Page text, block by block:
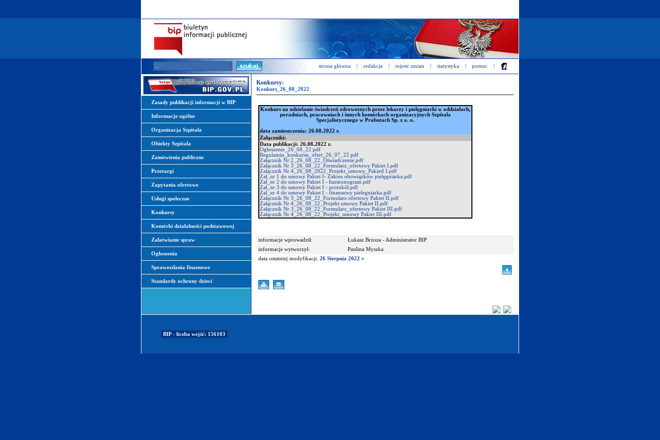
strona główna redakcja rejestr zmian statystyka pomoc
Zasady publikacji informacji w BIP
Informacje ogólne
Organizacja Szpitala
Obiekty Szpitala
Zamówienia publiczne
Przetargi
Zapytania ofertowe
Usługi społeczne
Konkursy
Komórki działalności podstawowej
Załatwianie spraw
Ogłoszenia
Sprawozdania finansowe
Standardy ochrony dzieci
Konkursy:
Konkurs_26_08_2022
Konkurs na udzielanie świadczeń zdrowotnych przez lekarzy i pielęgniarki w oddziałach,
poradniach, pracowniach i innych komórkach organizacyjnych Szpitala
Specjalistycznego w Prabutach Sp. z o. o.
data zamieszczenia: 26.08.2022 r.
Załączniki:
Data publikacji: 26.08.2022 r.
Ogłoszenie_26_08_22.pdf
Regulamin_konkursu_ofert_26_07_22.pdf
Załącznik Nr 2_26_08_22_Oświadczenie.pdf
Załącznik Nr 3_26_08_22_Formularz_ofertowy Pakiet I.pdf
Załącznik Nr 4_26_08_2022_Projekt_umowy_PakietI I.pdf
Zał_nr 1 do umowy Pakiet I- Zakres obowiązków pielęgniarka.pdf
Zał_nr 2 do umowy Pakiet I - harmonogram.pdf
Zał_nr 3 do umowy Pakiet I - protokół.pdf
Zał_nr 4 do umowy Pakiet I - finansowy pielegniarka.pdf
Załącznik Nr 3_26_08_22_Formularz ofertowy Pakiet II.pdf
Załącznik Nr 4_26_08_22_Projekt umowy Pakiet II.pdf
Załącznik Nr 3_26_08_22_Formularz_ofertowy Pakiet III.pdf
Załącznik Nr 4_26_08_22_Projekt_umowy Pakiet III.pdf
informacje wprowadził:
Łukasz Brzoza - Administrator BIP
informacje wytworzył:
Paulina Myszka
data ostatniej modyfikacji: 26 Sierpnia 2022 »
BIP - liczba wejść: 156103